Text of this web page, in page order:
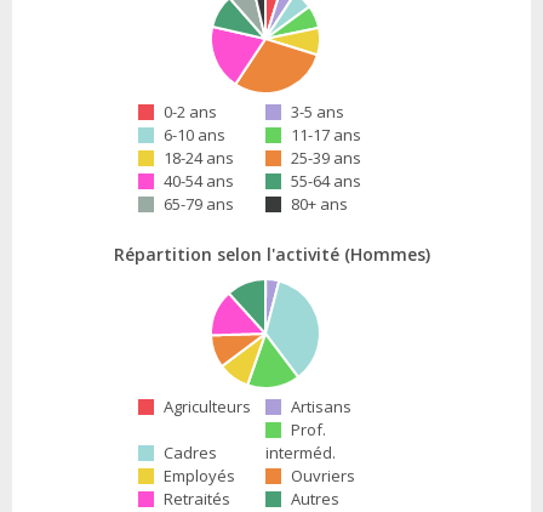
0-2 ans
3-5 ans
6-10 ans
11-17 ans
18-24 ans
25-39 ans
40-54 ans
55-64 ans
65-79 ans
80+ ans
Répartition selon l'activité (Hommes)
Agriculteurs Artisans
Cadres
Prof.
interméd.
Employés
Ouvriers
Retraités
Autres